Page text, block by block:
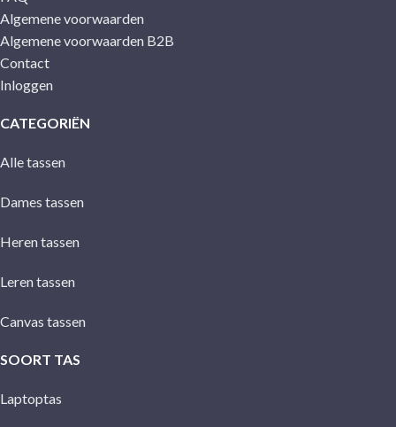
Algemene voorwaarden
Algemene voorwaarden B2B
Contact
Inloggen
CATEGORIËN
Alle tassen
Dames tassen
Heren tassen
Leren tassen
Canvas tassen
SOORT TAS
Laptoptas